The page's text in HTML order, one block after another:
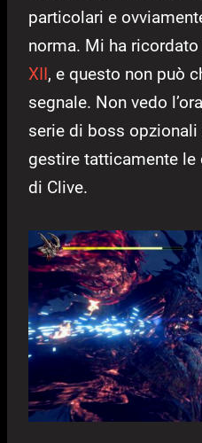
particolari e
norma. Mi ha
XII, e questo non può
segnale. Non vedo
serie di boss
gestire tatticamente
di Clive.